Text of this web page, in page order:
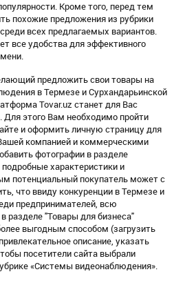
Кроме того, перед тем
похожие предложения из рубрики
всех предлагаемых вариантов.
все удобства для эффективного
предложить свои товары на
в Термезе и Сурхандарьинской
Tovar.uz станет для Вас
этого Вам необходимо пройти
и оформить личную страницу для
компанией и коммерческими
фотографии в разделе
характеристики и
потенциальный покупатель может с
что ввиду конкуренции в Термезе и
предпринимателей, всю
разделе "Товары для бизнеса"
выгодным способом (загрузить
описание, указать
посетители сайта выбрали
«Системы видеонаблюдения».